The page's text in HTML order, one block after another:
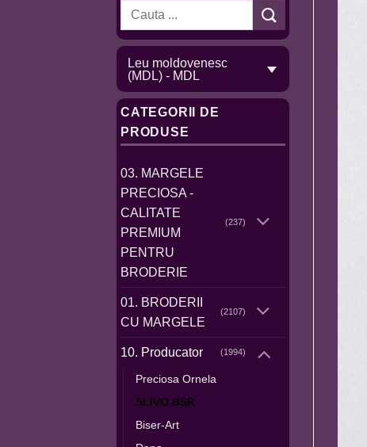
Caută
Leu moldovenesc
(MDL) - MDL
CATEGORII DE
PRODUSE
03. MARGELE
PRECIOSA -
CALITATE
PREMIUM
PENTRU
BRODERIE
(237)
01. BRODERII
CU MARGELE
(2107)
10. Producator (1994)
Preciosa Ornela
SLIVO BSR
Biser-Art